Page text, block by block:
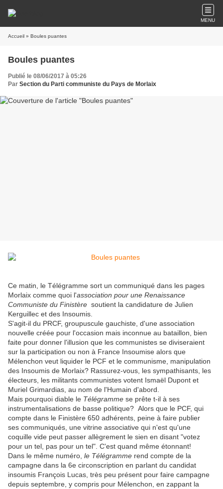
MENU
Accueil » Boules puantes
Boules puantes
Publié le 08/06/2017 à 05:26
Par Section du Parti communiste du Pays de Morlaix
Ce matin, le Télégramme sort un communiqué dans les pages
Morlaix comme quoi l'association pour une Renaissance
Communiste du Finistère soutient la candidature de Julien
Kerguillec et des Insoumis.
S'agit-il du PRCF, groupuscule gauchiste, d'une association
nouvelle créée pour l'occasion mais inconnue au bataillon, bien
faite pour donner l'illusion que les communistes se diviseraient
sur la participation ou non à France Insoumise alors que
Mélenchon veut liquider le PCF et le communisme, manipulation
des Insoumis de Morlaix? Rassurez-vous, les sympathisants, les
électeurs, les militants communistes votent Ismaël Dupont et
Muriel Grimardias, au nom de l'Humain d'abord.
Mais pourquoi diable le Télégramme se prête t-il à ses
instrumentalisations de basse politique? Alors que le PCF, qui
compte dans le Finistère 650 adhérents, peine à faire publier
ses communiqués, une vitrine associative qui n'est qu'une
coquille vide peut passer allègrement le sien en disant "votez
pour un tel, pas pour un tel". C'est quand même étonnant!
Dans le même numéro, le Télégramme rend compte de la
campagne dans la 6e circonscription en parlant du candidat
insoumis François Lucas, très peu présent pour faire campagne
depuis septembre, y compris pour Mélenchon, en zappant la